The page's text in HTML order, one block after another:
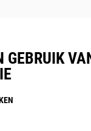
GEBRUIK